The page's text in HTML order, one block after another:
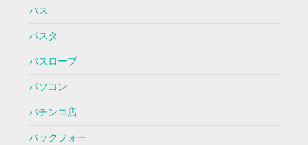
バス
パスタ
バスローブ
パソコン
パチンコ店
バックフォー